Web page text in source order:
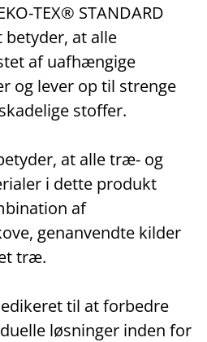
STANDARD
betyder, at alle
af uafhængige
og lever op til strenge
stoffer.
at alle træ‑ og
i dette produkt
af
genanvendte kilder
træ.
til at forbedre
løsninger inden for